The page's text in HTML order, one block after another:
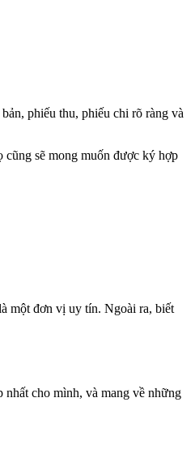
phiếu thu, phiếu chi rõ ràng và
cũng sẽ mong muốn được ký hợp
một đơn vị uy tín. Ngoài ra, biết
cho mình, và mang về những